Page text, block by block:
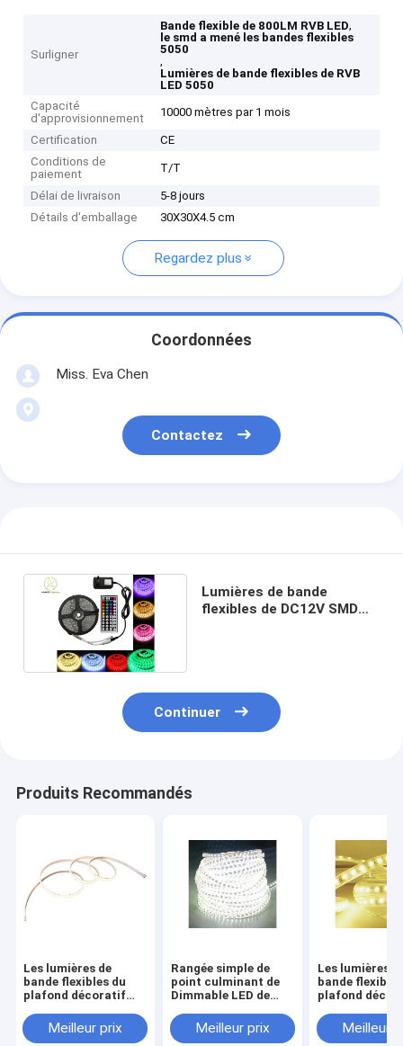
Surligner
Bande flexible de 800LM RVB LED,
le smd a mené les bandes flexibles
5050
,
Lumières de bande flexibles de RVB
LED 5050
Capacité
d'approvisionnement
10000 mètres par 1 mois
Certification
CE
Conditions de
paiement
T/T
Délai de livraison
5-8 jours
Détails d'emballage
30X30X4.5 cm
Regardez plus
Coordonnées
Miss. Eva Chen
Contactez
Lumières de bande
flexibles de DC12V SMD
Continuer
Produits Recommandés
Les lumières de
bande flexibles du
plafond décoratif
imperméabilisent
180 perles 11W
Meilleur prix
Rangée simple de
point culminant de
Dimmable LED de
extérieures des
lumières 108
Meilleur prix
Les lumières
bande
plafond
180 perles
Meilleur